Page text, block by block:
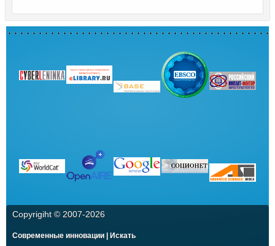
Copyrigiht © 2007-2026
Современные инновации | Искать